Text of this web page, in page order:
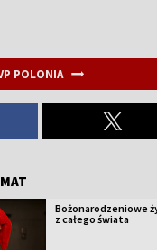
POLONIA
Bożonarodzeniowe
z całego świata